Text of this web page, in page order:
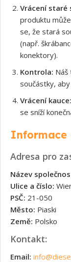
Vrácení staré
produktu
se, že stará
(např.
konektory).
Kontrola:
součástky,
Vrácení kauce:
se sníží
Informace
Adresa pro
Název
Ulice a číslo:
PSČ: 21-050
Město: Piaski
Země: Polsko
Kontakt:
Email: